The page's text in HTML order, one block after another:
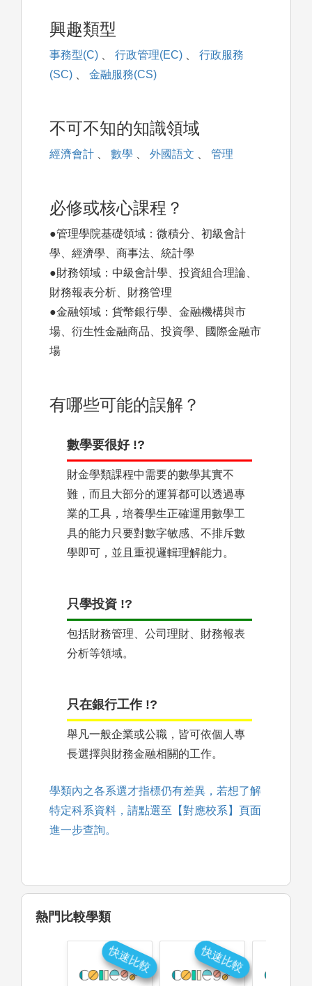
興趣類型
事務型(C) 、 行政管理(EC) 、
行政服務
(SC) 、 金融服務(CS)
不可不知的知識領域
經濟會計 、 數學 、 外國語文 、 管理
必修或核心課程？
●管理學院基礎領域：微積分、初級會計
學、經濟學、商事法、統計學
●財務領域：中級會計學、投資組合理論、
財務報表分析、財務管理
●金融領域：貨幣銀行學、金融機構與市
場、衍生性金融商品、投資學、國際金融市
場
有哪些可能的誤解？
數學要很好 !?
財金學類課程中需要的數學其實不
難，而且大部分的運算都可以透過專
業的工具，培養學生正確運用數學工
具的能力只要對數字敏感、不排斥數
學即可，並且重視邏輯理解能力。
只學投資 !?
包括財務管理、公司理財、財務報表
分析等領域。
只在銀行工作 !?
舉凡一般企業或公職，皆可依個人專
長選擇與財務金融相關的工作。
學類內之各系選才指標仍有差異，若想了解
特定科系資料，請點選至【對應校系】頁面
進一步查詢。
熱門比較學類
快速比較 快速比較